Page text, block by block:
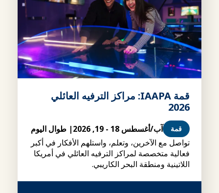
قمة IAAPA: مراكز الترفيه العائلي
2026
قمة آب/أغسطس 18 - 19, 2026
| طوال اليوم
تواصل مع الآخرين، وتعلم، واستلهم الأفكار في أكبر
فعالية متخصصة لمراكز الترفيه العائلي في أمريكا
اللاتينية ومنطقة البحر الكاريبي.